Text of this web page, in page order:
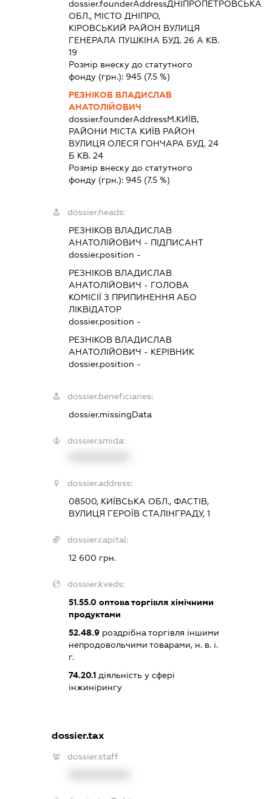
dossier.founderAddressДНІПРОПЕТРОВСЬКА
ОБЛ., МІСТО ДНІПРО,
КІРОВСЬКИЙ РАЙОН ВУЛИЦЯ
ГЕНЕРАЛА ПУШКІНА БУД. 26 А КВ.
19
Розмір внеску до статутного
фонду (грн.): 945 (7.5 %)
РЕЗНІКОВ ВЛАДИСЛАВ
АНАТОЛІЙОВИЧ
dossier.founderAddressМ.КИЇВ,
РАЙОНИ МІСТА КИЇВ РАЙОН
ВУЛИЦЯ ОЛЕСЯ ГОНЧАРА БУД. 24
Б КВ. 24
Розмір внеску до статутного
фонду (грн.): 945 (7.5 %)
dossier.heads:
РЕЗНІКОВ ВЛАДИСЛАВ
АНАТОЛІЙОВИЧ - ПІДПИСАНТ
dossier.position -
РЕЗНІКОВ ВЛАДИСЛАВ
АНАТОЛІЙОВИЧ - ГОЛОВА
КОМІСІЇ З ПРИПИНЕННЯ АБО
ЛІКВІДАТОР
dossier.position -
РЕЗНІКОВ ВЛАДИСЛАВ
АНАТОЛІЙОВИЧ - КЕРІВНИК
dossier.position -
dossier.beneficiaries:
dossier.missingData
dossier.smida:
dossier.address:
08500, КИЇВСЬКА ОБЛ., ФАСТІВ,
ВУЛИЦЯ ГЕРОЇВ СТАЛІНГРАДУ, 1
dossier.capital:
12 600 грн.
dossier.kveds:
51.55.0 оптова торгівля хімічними
продуктами
52.48.9 роздрібна торгівля іншими
непродовольчими товарами, н. в. і.
г.
74.20.1 діяльність у сфері
інжинірингу
dossier.tax
dossier.staff